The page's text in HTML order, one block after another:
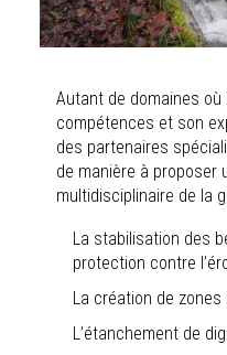
Autant de domaines où
compétences et son
des partenaires
de manière à proposer
multidisciplinaire de la
La stabilisation des
protection contre
La création de zones
L’étanchement de